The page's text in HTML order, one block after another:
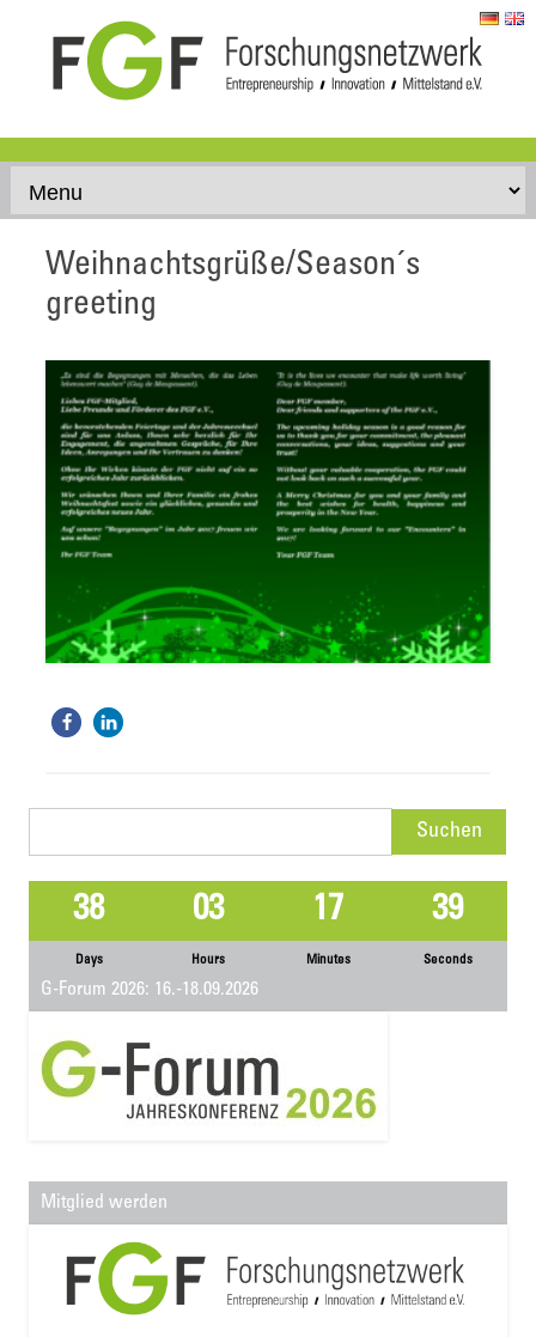
Skip to content
Weihnachtsgrüße/Season´s
greeting
38
Days
03
Hours
17
Minutes
39
Seconds
G-Forum 2026: 16.-18.09.2026
Mitglied werden